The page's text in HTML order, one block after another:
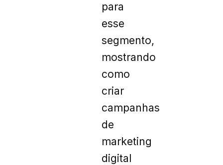
para
esse
segmento,
mostrando
como
criar
campanhas
de
marketing
digital